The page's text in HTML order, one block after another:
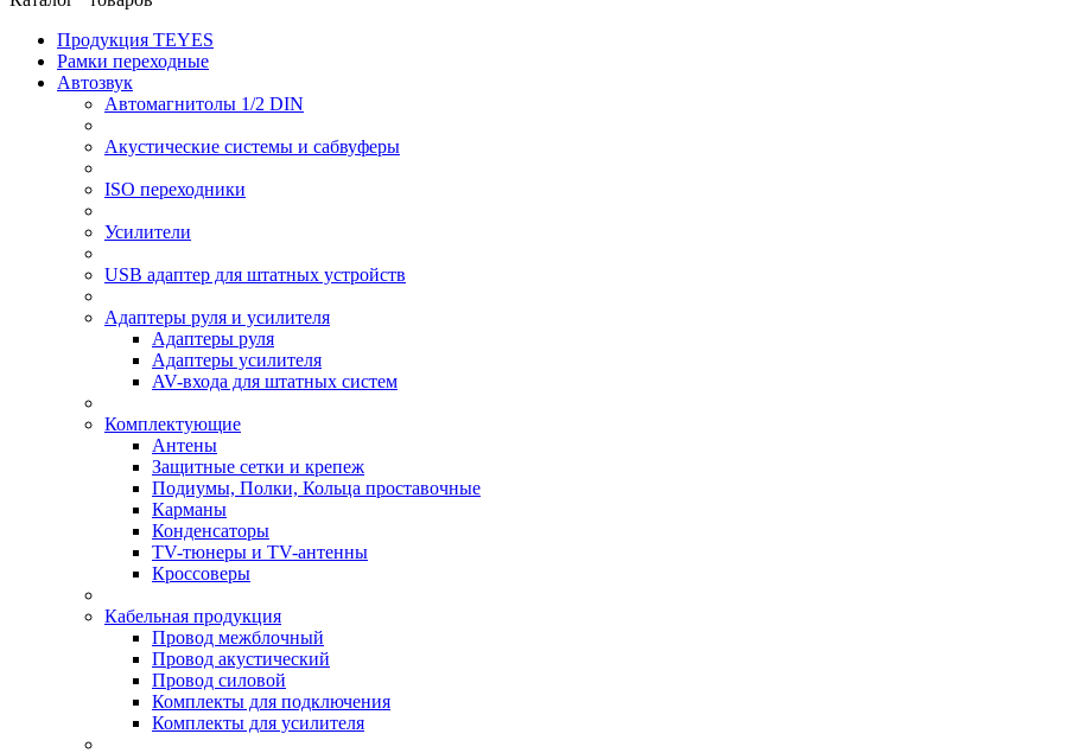
Продукция TEYES
Рамки переходные
Автозвук
Автомагнитолы 1/2 DIN
Акустические системы и сабвуферы
ISO переходники
Усилители
USB адаптер для штатных устройств
Адаптеры руля и усилителя
Адаптеры руля
Адаптеры усилителя
AV-входа для штатных систем
Комплектующие
Антены
Защитные сетки и крепеж
Подиумы, Полки, Кольца проставочные
Карманы
Конденсаторы
TV-тюнеры и TV-антенны
Кроссоверы
Кабельная продукция
Провод межблочный
Провод акустический
Провод силовой
Комплекты для подключения
Комплекты для усилителя